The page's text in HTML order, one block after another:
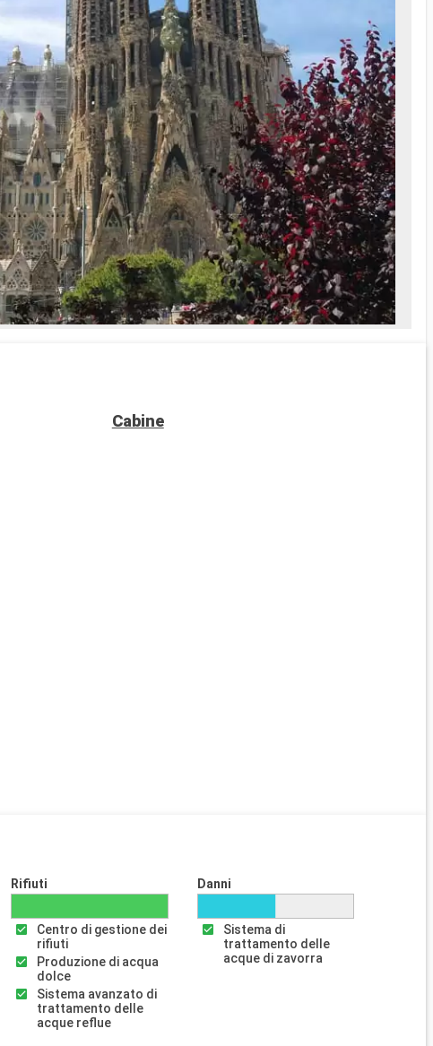
Cabine
Rifiuti
Centro di gestione dei
rifiuti
Produzione di acqua
dolce
Sistema avanzato di
trattamento delle
acque reflue
Danni
Sistema di
trattamento delle
acque di zavorra